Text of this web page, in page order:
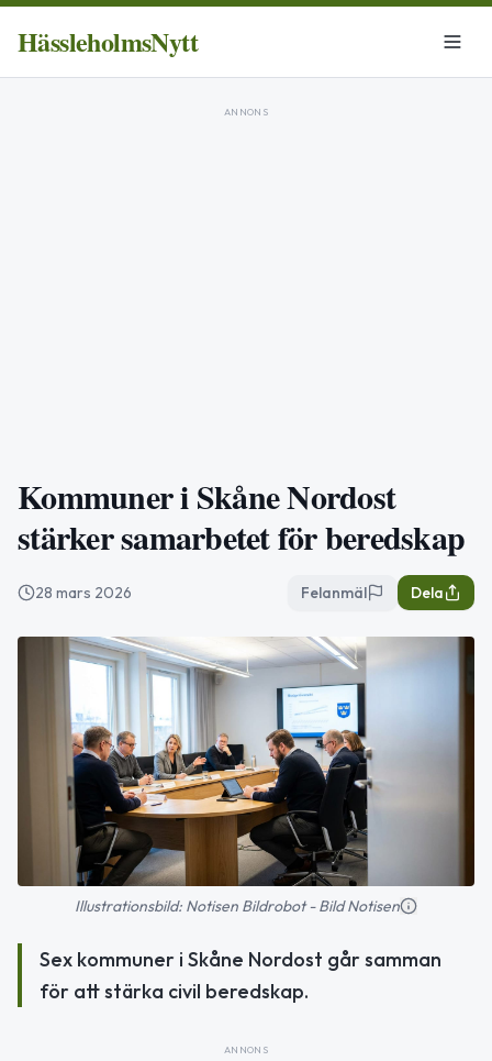
HässleholmsNytt
ANNONS
Kommuner i Skåne Nordost
stärker samarbetet för beredskap
28 mars 2026 Felanmäl Dela
Illustrationsbild: Notisen Bildrobot - Bild Notisen
Sex kommuner i Skåne Nordost går samman
för att stärka civil beredskap.
ANNONS